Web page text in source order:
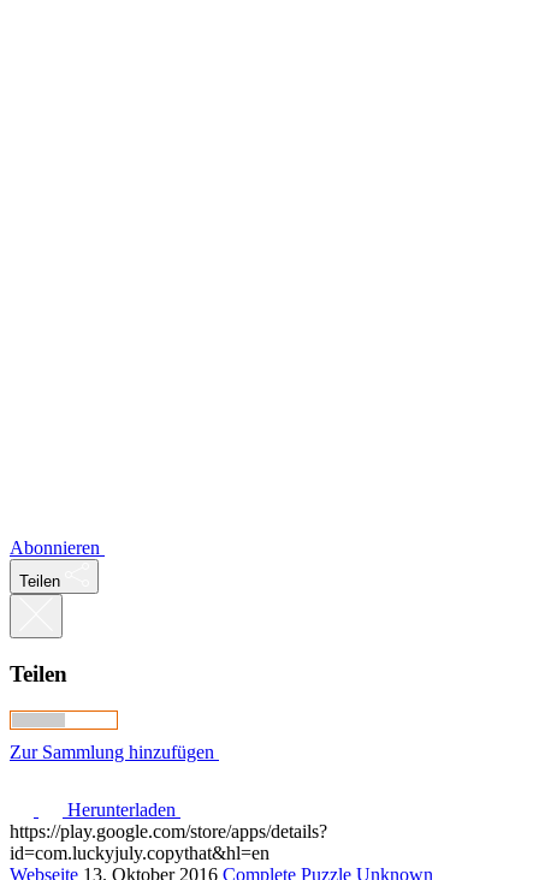
Abonnieren
Teilen
Teilen
Zur Sammlung hinzufügen
Herunterladen
https://play.google.com/store/apps/details?
id=com.luckyjuly.copythat&hl=en
Webseite 13. Oktober 2016 Complete Puzzle Unknown